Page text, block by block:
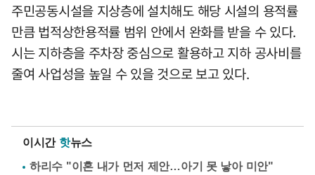
주민공동시설을 지상층에 설치해도 해당 시설의 용적률
만큼 법적상한용적률 범위 안에서 완화를 받을 수 있다.
시는 지하층을 주차장 중심으로 활용하고 지하 공사비를
줄여 사업성을 높일 수 있을 것으로 보고 있다.
이시간 핫뉴스
하리수 "이혼 내가 먼저 제안…아기 못 낳아 미안"